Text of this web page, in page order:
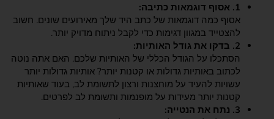
1. אסוף דוגמאות כתיבה:
אסוף כמה דוגמאות של כתב היד שלך מאירועים שונים. חשוב
להצטייד במגוון דגימות כדי לקבל ניתוח מדויק יותר.
2. בדקו את גודל האותיות:
הסתכלו על הגודל הכללי של האותיות שלכם. האם אתה נוטה
לכתוב באותיות גדולות או קטנות יותר? אותיות גדולות יותר
עשויות להעיד על מוחצנות ורצון לתשומת לב, בעוד שאותיות
קטנות יותר מעידות על מופנמות ותשומת לב לפרטים.
3. נתח את הנטייה: